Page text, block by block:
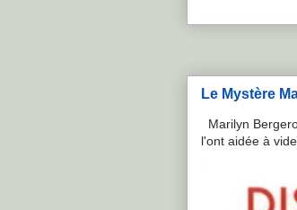
Le Mystère
Marilyn
l'ont aidée à